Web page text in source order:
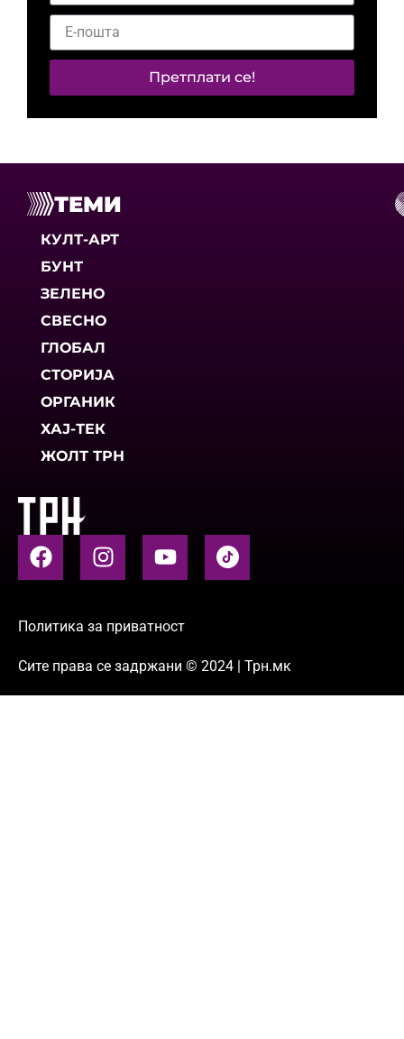
Претплати се!
ТЕМИ
КУЛТ-АРТ
БУНТ
ЗЕЛЕНО
СВЕСНО
ГЛОБАЛ
СТОРИЈА
ОРГАНИК
ХАЈ-ТЕК
ЖОЛТ ТРН
Политика за приватност
Сите права се задржани © 2024 | Трн.мк